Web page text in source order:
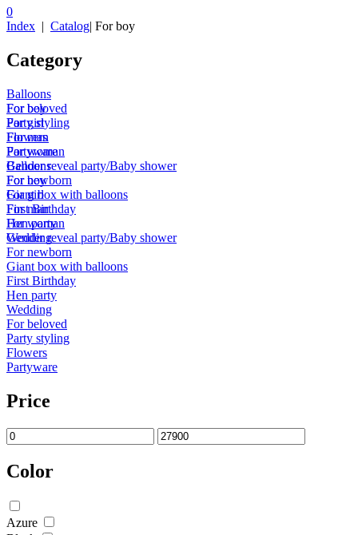
0
Index | Catalog| For boy
Category
Balloons
For boy
For girl
For man
For woman
Gender reveal party/Baby shower
For newborn
Giant box with balloons
First Birthday
Hen party
Wedding
For beloved
Party styling
Flowers
Partyware
Balloons
For boy
For girl
For man
For woman
Gender reveal party/Baby shower
For newborn
Giant box with balloons
First Birthday
Hen party
Wedding
For beloved
Party styling
Flowers
Partyware
Price
Color
Azure